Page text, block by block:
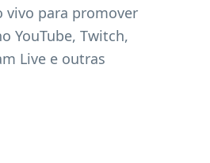
vivo para promover
YouTube, Twitch,
Live e outras